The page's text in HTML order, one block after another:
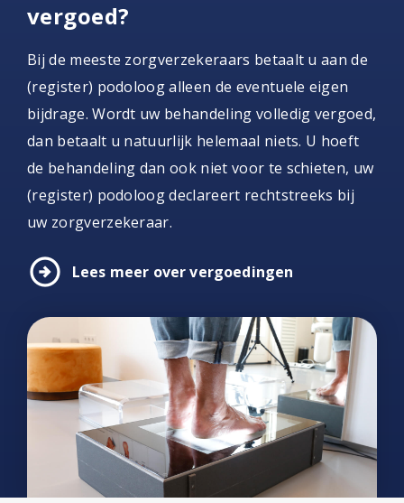
vergoed?
Bij de meeste zorgverzekeraars betaalt u aan de
(register) podoloog alleen de eventuele eigen
bijdrage. Wordt uw behandeling volledig vergoed,
dan betaalt u natuurlijk helemaal niets. U hoeft
de behandeling dan ook niet voor te schieten, uw
(register) podoloog declareert rechtstreeks bij
uw zorgverzekeraar.
arrow_circle_right Lees meer over vergoedingen